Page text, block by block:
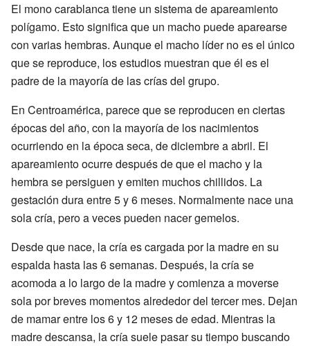
El mono carablanca tiene un sistema de apareamiento
polígamo. Esto significa que un macho puede aparearse
con varias hembras. Aunque el macho líder no es el único
que se reproduce, los estudios muestran que él es el
padre de la mayoría de las crías del grupo.
En Centroamérica, parece que se reproducen en ciertas
épocas del año, con la mayoría de los nacimientos
ocurriendo en la época seca, de diciembre a abril. El
apareamiento ocurre después de que el macho y la
hembra se persiguen y emiten muchos chillidos. La
gestación dura entre 5 y 6 meses. Normalmente nace una
sola cría, pero a veces pueden nacer gemelos.
Desde que nace, la cría es cargada por la madre en su
espalda hasta las 6 semanas. Después, la cría se
acomoda a lo largo de la madre y comienza a moverse
sola por breves momentos alrededor del tercer mes. Dejan
de mamar entre los 6 y 12 meses de edad. Mientras la
madre descansa, la cría suele pasar su tiempo buscando